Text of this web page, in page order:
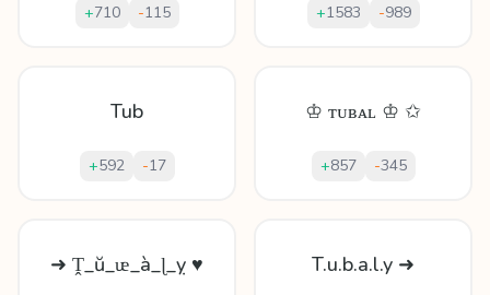
+710 -115 +1583 -989
Tub
+592 -17
♔ ᴛᴜʙᴀʟ ♔ ✩
+857 -345
➜ Ṱ_ŭ_ᵫ_à_ɭ_ỵ ♥ T.u.b.a.l.y ➜